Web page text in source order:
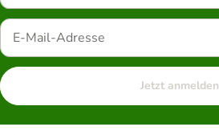
Jetzt anmelden